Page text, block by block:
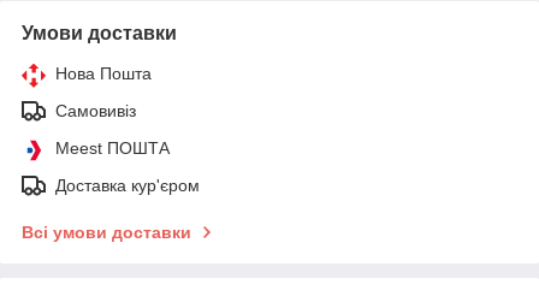
Умови доставки
Нова Пошта
Самовивіз
Meest ПОШТА
Доставка кур'єром
Всі умови доставки